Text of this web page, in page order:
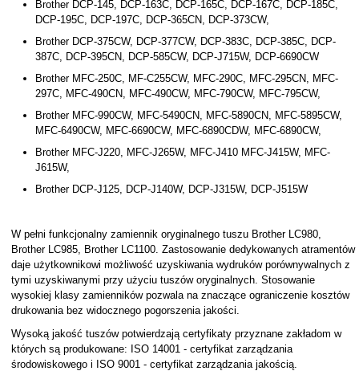
Brother DCP-145, DCP-163C, DCP-165C, DCP-167C, DCP-185C,
DCP-195C, DCP-197C, DCP-365CN, DCP-373CW,
Brother DCP-375CW, DCP-377CW, DCP-383C, DCP-385C, DCP-
387C, DCP-395CN, DCP-585CW, DCP-J715W, DCP-6690CW
Brother MFC-250C, MF-C255CW, MFC-290C, MFC-295CN, MFC-
297C, MFC-490CN, MFC-490CW, MFC-790CW, MFC-795CW,
Brother MFC-990CW, MFC-5490CN, MFC-5890CN, MFC-5895CW,
MFC-6490CW, MFC-6690CW, MFC-6890CDW, MFC-6890CW,
Brother MFC-J220, MFC-J265W, MFC-J410 MFC-J415W, MFC-
J615W,
Brother DCP-J125, DCP-J140W, DCP-J315W, DCP-J515W
W pełni funkcjonalny zamiennik oryginalnego tuszu Brother LC980,
Brother LC985, Brother LC1100. Zastosowanie dedykowanych atramentów
daje użytkownikowi możliwość uzyskiwania wydruków porównywalnych z
tymi uzyskiwanymi przy użyciu tuszów oryginalnych. Stosowanie
wysokiej klasy zamienników pozwala na znaczące ograniczenie kosztów
drukowania bez widocznego pogorszenia jakości.
Wysoką jakość tuszów potwierdzają certyfikaty przyznane zakładom w
których są produkowane: ISO 14001 - certyfikat zarządzania
środowiskowego i ISO 9001 - certyfikat zarządzania jakością.